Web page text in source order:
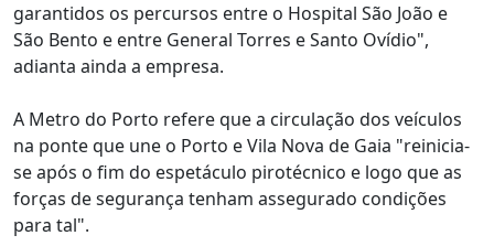
garantidos os percursos entre o Hospital São João e
São Bento e entre General Torres e Santo Ovídio",
adianta ainda a empresa.
A Metro do Porto refere que a circulação dos veículos
na ponte que une o Porto e Vila Nova de Gaia "reinicia-
se após o fim do espetáculo pirotécnico e logo que as
forças de segurança tenham assegurado condições
para tal".